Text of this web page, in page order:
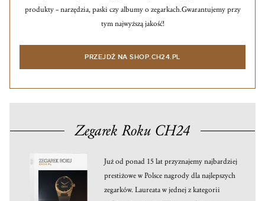
produkty – narzędzia, paski czy albumy o zegarkach.Gwarantujemy przy
tym najwyższą jakość!
PRZEJDŹ NA SHOP.CH24.PL
Zegarek Roku CH24
Już od ponad 15 lat przyznajemy najbardziej
prestiżowe w Polsce nagrody dla najlepszych
zegarków. Laureata w jednej z kategorii